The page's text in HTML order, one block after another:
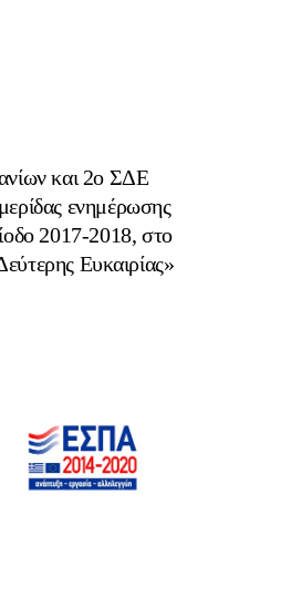
και 2ο ΣΔΕ
ενημέρωσης
2017-2018, στο
Ευκαιρίας»